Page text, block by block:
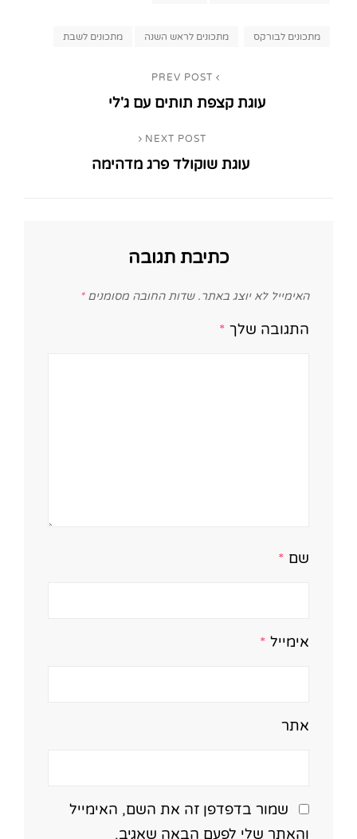
Tags,מתכונים לבורקס מתכונים לראש השנה מתכונים לשבת
PREV POST
עוגת קצפת תותים עם ג'לי
NEXT POST
עוגת שוקולד פרג מדהימה
כתיבת תגובה
האימייל לא יוצג באתר. שדות החובה מסומנים*
התגובה שלך *
שם *
אימייל *
אתר
שמור בדפדפן זה את השם, האימייל
והאתר שלי לפעם הבאה שאגיב.